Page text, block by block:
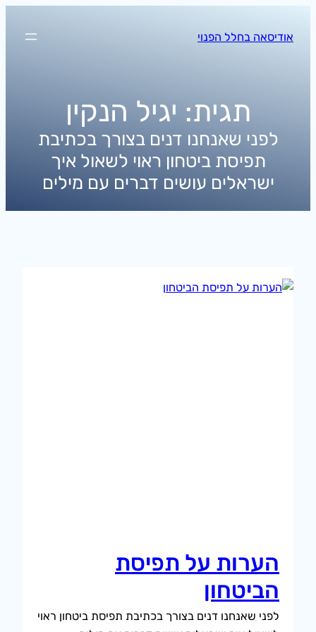
לתוכןאודיסאה בחלל הפנוי
תגית: יגיל הנקין
לפני שאנחנו דנים בצורך בכתיבת
תפיסת ביטחון ראוי לשאול איך
ישראלים עושים דברים עם מילים
הערות על תפיסת
הביטחון
לפני שאנחנו דנים בצורך בכתיבת תפיסת ביטחון ראוי